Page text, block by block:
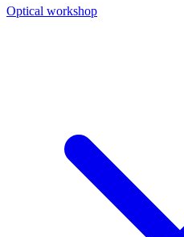
Optical workshop